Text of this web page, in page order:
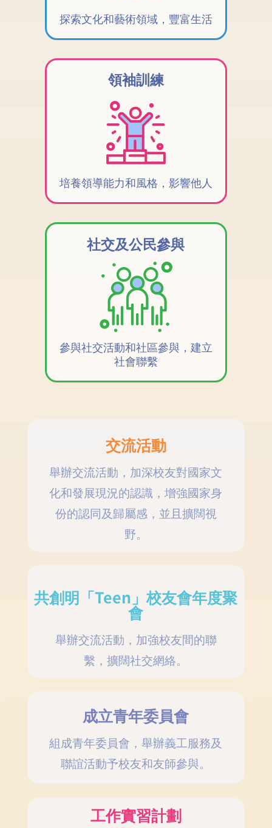
探索文化和藝術領域，豐富生活
領袖訓練
培養領導能力和風格，影響他人
社交及公民參與
參與社交活動和社區參與，建立
社會聯繫
交流活動
舉辦交流活動，加深校友對國家文
化和發展現況的認識，增強國家身
份的認同及歸屬感，並且擴闊視
野。
共創明「Teen」校友會年度聚
會
舉辦交流活動，加強校友間的聯
繫，擴闊社交網絡。
成立青年委員會
組成青年委員會，舉辦義工服務及
聯誼活動予校友和友師參與。
工作實習計劃